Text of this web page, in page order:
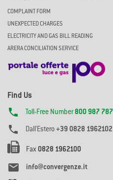
COMPLAINT FORM
UNEXPECTED CHARGES
ELECTRICITY AND GAS BILL READING
ARERA CONCILIATION SERVICE
Find Us
 Toll-Free Number800 987 787
 Dall'Estero +39 0828 1962102
Fax 0828 1962100
 info@convergenze.it